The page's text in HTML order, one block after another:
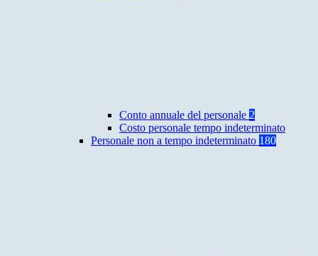
Conto annuale del personale 2
Costo personale tempo indeterminato
Personale non a tempo indeterminato 180